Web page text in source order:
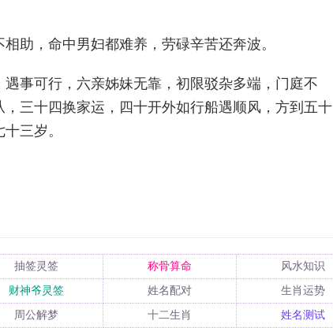
助，命中男妇都难养，劳碌辛苦还奔波。
事可行，六亲姊妹无靠，初限驳杂多端，门庭不
三十四换家运，四十开外如行船遇顺风，方到五十
三岁。
抽签灵签 称骨算命 风水知识
财神爷灵签 姓名配对 生肖运势
周公解梦 十二生肖 姓名测试